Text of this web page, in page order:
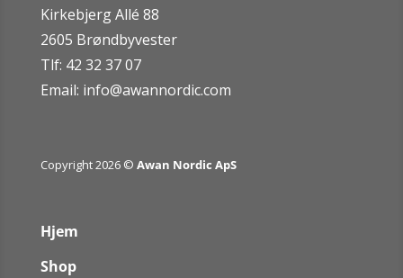
Kirkebjerg Allé 88
2605 Brøndbyvester
Tlf: 42 32 37 07
Email: info@awannordic.com
Copyright 2026 © Awan Nordic ApS
Hjem
Shop